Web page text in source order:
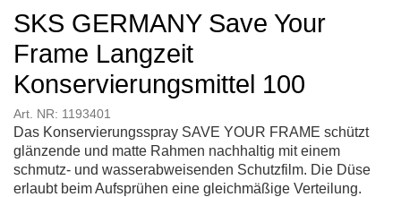
SKS GERMANY Save Your
Frame Langzeit
Konservierungsmittel 100
Art. NR: 1193401
Das Konservierungsspray SAVE YOUR FRAME schützt
glänzende und matte Rahmen nachhaltig mit einem
schmutz- und wasserabweisenden Schutzfilm. Die Düse
erlaubt beim Aufsprühen eine gleichmäßige Verteilung.